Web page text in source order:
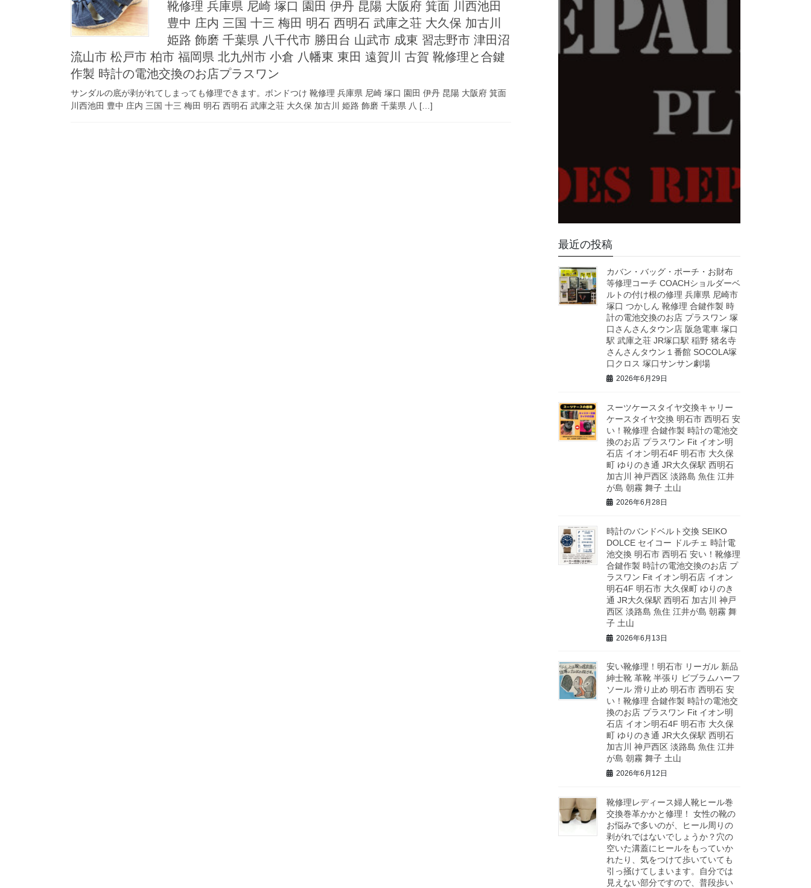
靴修理 兵庫県 尼崎 塚口 園田 伊丹 昆陽 大阪府 箕面 川西池田
豊中 庄内 三国 十三 梅田 明石 西明石 武庫之荘 大久保 加古川
姫路 飾磨 千葉県 八千代市 勝田台 山武市 成東 習志野市 津田沼
流山市 松戸市 柏市 福岡県 北九州市 小倉 八幡東 東田 遠賀川 古賀 靴修理と合鍵
作製 時計の電池交換のお店プラスワン
サンダルの底が剥がれてしまっても修理できます。ボンドつけ 靴修理 兵庫県 尼崎 塚口 園田 伊丹 昆陽 大阪府 箕面
川西池田 豊中 庄内 三国 十三 梅田 明石 西明石 武庫之荘 大久保 加古川 姫路 飾磨 千葉県 八 […]
最近の投稿
カバン・バッグ・ポーチ・お財布
等修理コーチ COACHショルダーベ
ルトの付け根の修理 兵庫県 尼崎市
塚口 つかしん 靴修理 合鍵作製 時
計の電池交換のお店 プラスワン 塚
口さんさんタウン店 阪急電車 塚口
駅 武庫之荘 JR塚口駅 稲野 猪名寺
さんさんタウン１番館 SOCOLA塚
口クロス 塚口サンサン劇場
2026年6月29日
スーツケースタイヤ交換キャリー
ケースタイヤ交換 明石市 西明石 安
い！靴修理 合鍵作製 時計の電池交
換のお店 プラスワン Fit イオン明
石店 イオン明石4F 明石市 大久保
町 ゆりのき通 JR大久保駅 西明石
加古川 神戸西区 淡路島 魚住 江井
が島 朝霧 舞子 土山
2026年6月28日
時計のバンドベルト交換 SEIKO
DOLCE セイコー ドルチェ 時計電
池交換 明石市 西明石 安い！靴修理
合鍵作製 時計の電池交換のお店 プ
ラスワン Fit イオン明石店 イオン
明石4F 明石市 大久保町 ゆりのき
通 JR大久保駅 西明石 加古川 神戸
西区 淡路島 魚住 江井が島 朝霧 舞
子 土山
2026年6月13日
安い靴修理！明石市 リーガル 新品
紳士靴 革靴 半張り ビブラムハーフ
ソール 滑り止め 明石市 西明石 安
い！靴修理 合鍵作製 時計の電池交
換のお店 プラスワン Fit イオン明
石店 イオン明石4F 明石市 大久保
町 ゆりのき通 JR大久保駅 西明石
加古川 神戸西区 淡路島 魚住 江井
が島 朝霧 舞子 土山
2026年6月12日
靴修理レディース婦人靴ヒール巻
交換巻革かかと修理！ 女性の靴の
お悩みで多いのが、ヒール周りの
剥がれではないでしょうか？穴の
空いた溝蓋にヒールをもっていか
れたり、気をつけて歩いていても
引っ掻けてしまいます。自分では
見えない部分ですので、普段歩い